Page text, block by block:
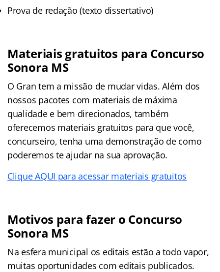
Prova de redação (texto dissertativo)
Materiais gratuitos para Concurso
Sonora MS
O Gran tem a missão de mudar vidas. Além dos
nossos pacotes com materiais de máxima
qualidade e bem direcionados, também
oferecemos materiais gratuitos para que você,
concurseiro, tenha uma demonstração de como
poderemos te ajudar na sua aprovação.
Clique AQUI para acessar materiais gratuitos
Motivos para fazer o Concurso
Sonora MS
Na esfera municipal os editais estão a todo vapor,
muitas oportunidades com editais publicados.